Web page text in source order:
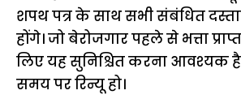
शपथ पत्र के साथ सभी संबंधित
होंगे। जो बेरोजगार पहले से भत्ता
लिए यह सुनिश्चित करना आवश्यक
समय पर रिन्यू हो।